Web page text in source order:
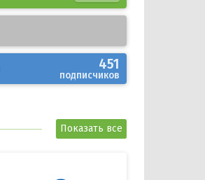
451
подписчиков
Показать все